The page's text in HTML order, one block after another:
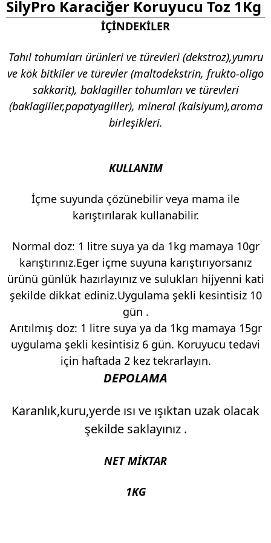
SilyPro Karaciğer Koruyucu Toz 1Kg
İÇİNDEKİLER
Tahıl tohumları ürünleri ve türevleri (dekstroz),yumru
ve kök bitkiler ve türevler (maltodekstrin, frukto-oligo
sakkarit), baklagiller tohumları ve türevleri
(baklagiller,papatyagiller), mineral (kalsiyum),aroma
birleşikleri.
KULLANIM
İçme suyunda çözünebilir veya mama ile
karıştırılarak kullanabilir.
Normal doz: 1 litre suya ya da 1kg mamaya 10gr
karıştırınız.Eger içme suyuna karıştırıyorsanız
ürünü günlük hazırlayınız ve sulukları hijyenni kati
şekilde dikkat ediniz.Uygulama şekli kesintisiz 10
gün .
Arıtılmış doz: 1 litre suya ya da 1kg mamaya 15gr
uygulama şekli kesintisiz 6 gün. Koruyucu tedavi
için haftada 2 kez tekrarlayın.
DEPOLAMA
Karanlık,kuru,yerde ısı ve ışıktan uzak olacak
şekilde saklayınız .
NET MİKTAR
1KG